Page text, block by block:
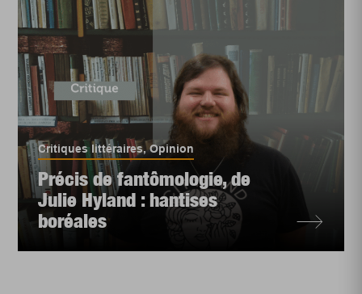
Critiques littéraires,Opinion
Précis de fantômologie, de
Julie Hyland : hantises
boréales